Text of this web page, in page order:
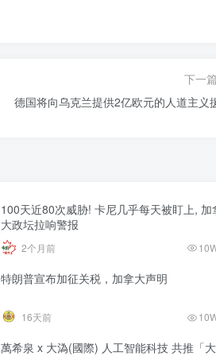
下一篇
德国将向乌克兰提供2亿欧元的人道主义
100天近80次威胁! 卡尼几乎每天被盯上, 加
大政坛拉响警报
2个月前
特朗普宣布加征关税，加拿大声明
16天前
萬希泉 x 大溈(國際) 人工智能科技 共推「大